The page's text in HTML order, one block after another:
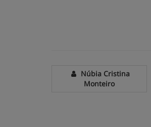
Núbia Cristina
Monteiro